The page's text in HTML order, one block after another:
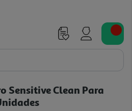
Sensitive Clean Para